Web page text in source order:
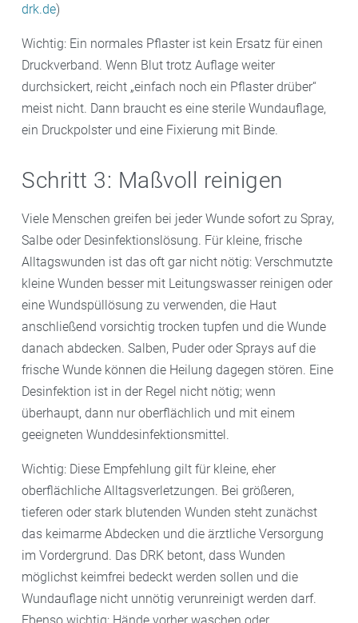
drk.de)
Wichtig: Ein normales Pflaster ist kein Ersatz für einen
Druckverband. Wenn Blut trotz Auflage weiter
durchsickert, reicht „einfach noch ein Pflaster drüber“
meist nicht. Dann braucht es eine sterile Wundauflage,
ein Druckpolster und eine Fixierung mit Binde.
Schritt 3: Maßvoll reinigen
Viele Menschen greifen bei jeder Wunde sofort zu Spray,
Salbe oder Desinfektionslösung. Für kleine, frische
Alltagswunden ist das oft gar nicht nötig: Verschmutzte
kleine Wunden besser mit Leitungswasser reinigen oder
eine Wundspüllösung zu verwenden, die Haut
anschließend vorsichtig trocken tupfen und die Wunde
danach abdecken. Salben, Puder oder Sprays auf die
frische Wunde können die Heilung dagegen stören. Eine
Desinfektion ist in der Regel nicht nötig; wenn
überhaupt, dann nur oberflächlich und mit einem
geeigneten Wunddesinfektionsmittel.
Wichtig: Diese Empfehlung gilt für kleine, eher
oberflächliche Alltagsverletzungen. Bei größeren,
tieferen oder stark blutenden Wunden steht zunächst
das keimarme Abdecken und die ärztliche Versorgung
im Vordergrund. Das DRK betont, dass Wunden
möglichst keimfrei bedeckt werden sollen und die
Wundauflage nicht unnötig verunreinigt werden darf.